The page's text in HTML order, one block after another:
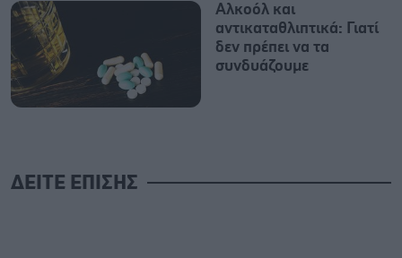
Αλκοόλ και
αντικαταθλιπτικά: Γιατί
δεν πρέπει να τα
συνδυάζουμε
ΔΕΙΤΕ ΕΠΙΣΗΣ